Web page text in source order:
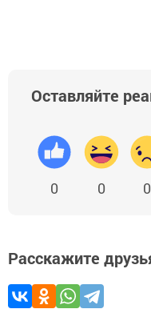
Оставляйте
0 0 0
Расскажите